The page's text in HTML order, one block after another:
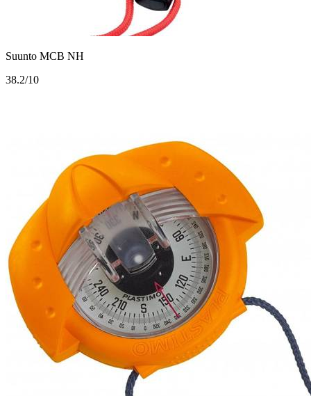
Suunto MCB NH
38.2/10